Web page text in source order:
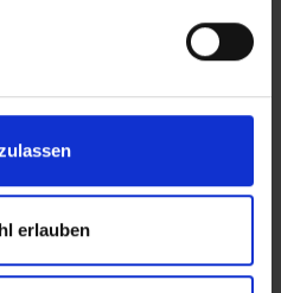
erlauben
Geldanlage: Rendite mit gutem Gewissen?
Menschen folgen der
Sommer kann das zum Problem